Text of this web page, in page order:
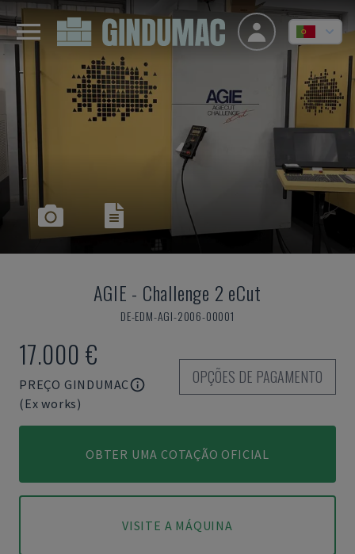
AGIE - Challenge 2 eCut
DE-EDM-AGI-2006-00001
17.000 €
PREÇO GINDUMAC
(Ex works)
OPÇÕES DE PAGAMENTO
OBTER UMA COTAÇÃO OFICIAL
VISITE A MÁQUINA